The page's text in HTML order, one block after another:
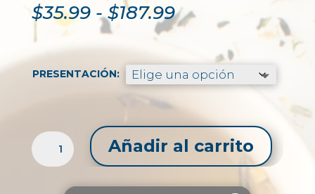
$35.99 - $187.99Rango
de
precios:
desde
$35.99
hasta
$187.99
PRESENTACIÓN:
EXTRACTO
LÍQUIDO
PASIFLORA
Añadir al carrito